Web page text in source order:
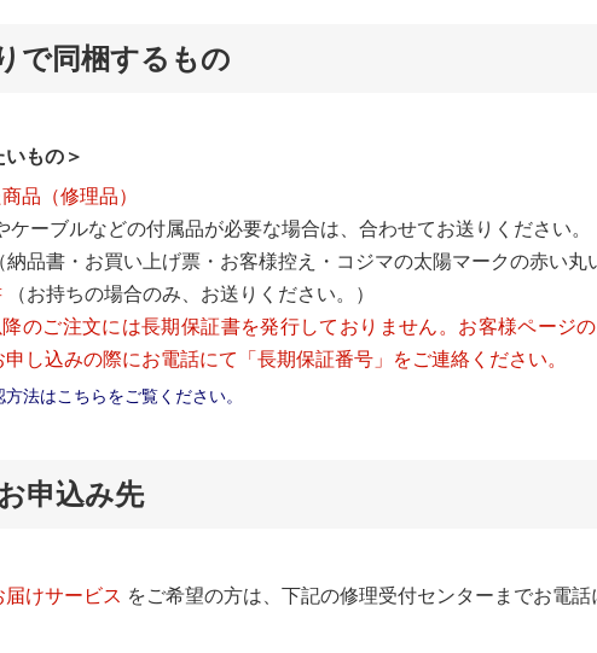
で同梱するもの
いもの＞
品（修理品）
ーブルなどの付属品が必要な場合は、合わせてお送りください。
納品書・お買い上げ票・お客様控え・コジマの太陽マークの赤い丸
（お持ちの場合のみ、お送りください。）
のご注文には長期保証書を発行しておりません。お客様ページ
申し込みの際にお電話にて「長期保証番号」をご連絡ください。
法はこちらをご覧ください。
申込み先
けサービス をご希望の方は、下記の修理受付センターまでお電話